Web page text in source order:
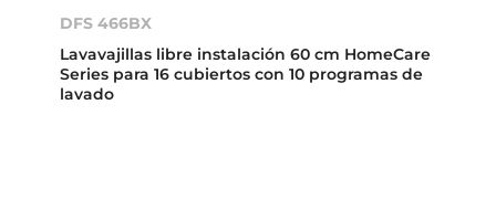
DFS 466BX
Lavavajillas libre instalación 60 cm HomeCare
Series para 16 cubiertos con 10 programas de
lavado